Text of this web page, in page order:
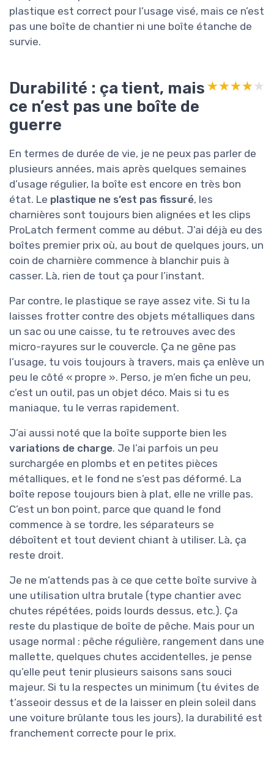
plastique est correct pour l’usage visé, mais ce n’est
pas une boîte de chantier ni une boîte étanche de
survie.
Durabilité : ça tient, mais
ce n’est pas une boîte de
guerre
★★★★★
★★★★★
En termes de durée de vie, je ne peux pas parler de
plusieurs années, mais après quelques semaines
d’usage régulier, la boîte est encore en très bon
état. Le plastique ne s’est pas fissuré, les
charnières sont toujours bien alignées et les clips
ProLatch ferment comme au début. J’ai déjà eu des
boîtes premier prix où, au bout de quelques jours, un
coin de charnière commence à blanchir puis à
casser. Là, rien de tout ça pour l’instant.
Par contre, le plastique se raye assez vite. Si tu la
laisses frotter contre des objets métalliques dans
un sac ou une caisse, tu te retrouves avec des
micro-rayures sur le couvercle. Ça ne gêne pas
l’usage, tu vois toujours à travers, mais ça enlève un
peu le côté « propre ». Perso, je m’en fiche un peu,
c’est un outil, pas un objet déco. Mais si tu es
maniaque, tu le verras rapidement.
J’ai aussi noté que la boîte supporte bien les
variations de charge. Je l’ai parfois un peu
surchargée en plombs et en petites pièces
métalliques, et le fond ne s’est pas déformé. La
boîte repose toujours bien à plat, elle ne vrille pas.
C’est un bon point, parce que quand le fond
commence à se tordre, les séparateurs se
déboîtent et tout devient chiant à utiliser. Là, ça
reste droit.
Je ne m’attends pas à ce que cette boîte survive à
une utilisation ultra brutale (type chantier avec
chutes répétées, poids lourds dessus, etc.). Ça
reste du plastique de boîte de pêche. Mais pour un
usage normal : pêche régulière, rangement dans une
mallette, quelques chutes accidentelles, je pense
qu’elle peut tenir plusieurs saisons sans souci
majeur. Si tu la respectes un minimum (tu évites de
t’asseoir dessus et de la laisser en plein soleil dans
une voiture brûlante tous les jours), la durabilité est
franchement correcte pour le prix.